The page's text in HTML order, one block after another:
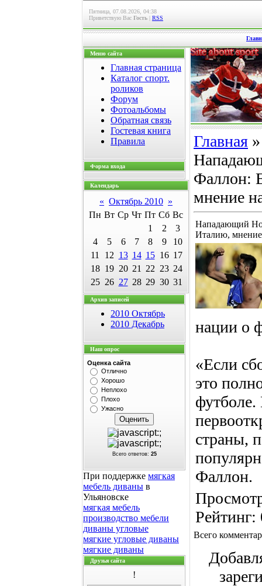
Пятница, 07.08.2026, 04:38
Приветствую Вас Гость | RSS
Меню сайта
Главная страница
Каталог спорт.
роликов
Форум
Фотоальбомы
Обратная связь
Гостевая книга
Правила
Форма входа
Календарь
« Октябрь 2010 »
Пн Вт Ср Чт Пт Сб Вс
1
2
3
4
5 6 7 8 9
10
11
12 13 14 15 16 17
18 19 20 21 22 23 24
25 26 27 28 29 30 31
Архив записей
2010 Октябрь
2010 Декабрь
Наш опрос
Оценка сайта
Отлично
Хорошо
Неплохо
Плохо
Ужасно
Всего ответов: 25
При поддержке мягкая
мебель диваны в
Ульяновске
мягкая мебель
производство мебели
диваны угловые
мягкие угловые диваны
мягкие диваны
Друзья сайта
!
Главная
Фаллон:
мнение
Нападающий
Италию, мнение
нации о
«Если
это
страны,
Фаллон.
Рейтинг:
Всего